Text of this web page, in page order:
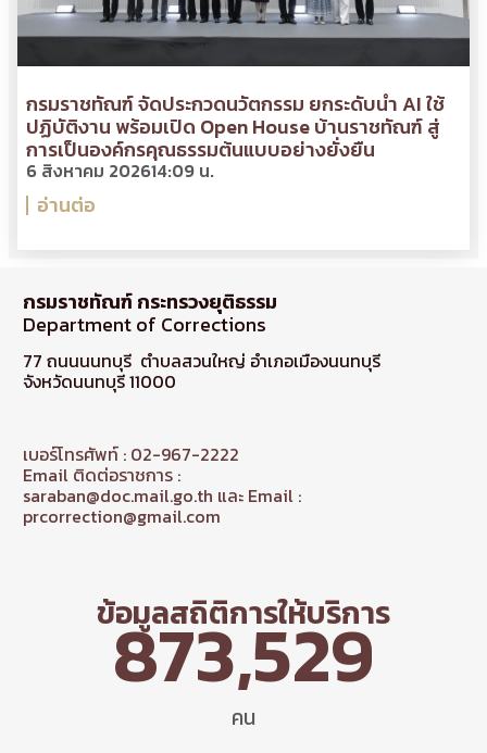
กรมราชทัณฑ์ จัดประกวดนวัตกรรม ยกระดับนำ AI ใช้
ปฏิบัติงาน พร้อมเปิด Open House บ้านราชทัณฑ์ สู่
การเป็นองค์กรคุณธรรมต้นแบบอย่างยั่งยืน
6 สิงหาคม 202614:09 น.
อ่านต่อ
กรมราชทัณฑ์ กระทรวงยุติธรรม
Department of Corrections
77 ถนนนนทบุรี ตำบลสวนใหญ่ อำเภอเมืองนนทบุรี
จังหวัดนนทบุรี 11000
เบอร์โทรศัพท์ : 02-967-2222
Email ติดต่อราชการ :
saraban@doc.mail.go.th และ Email :
prcorrection@gmail.com
ข้อมูลสถิติการให้บริการ
คน
873,529